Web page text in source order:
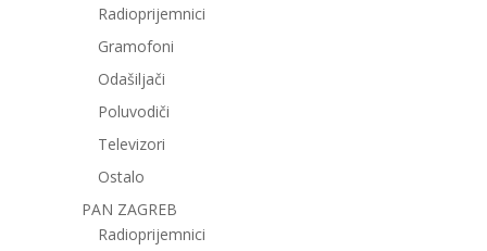
Radioprijemnici
Gramofoni
Odašiljači
Poluvodiči
Televizori
Ostalo
PAN ZAGREB
Radioprijemnici